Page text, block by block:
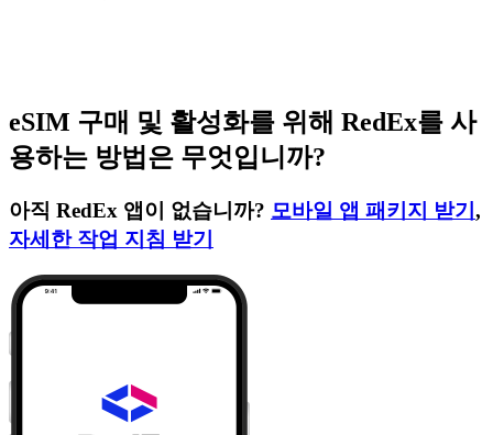
eSIM 구매 및 활성화를 위해 RedEx를 사
용하는 방법은 무엇입니까?
아직 RedEx 앱이 없습니까? 모바일 앱 패키지 받기 ,
자세한 작업 지침 받기